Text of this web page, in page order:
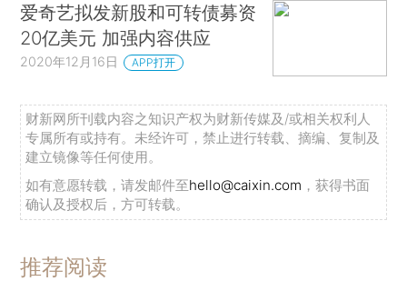
爱奇艺拟发新股和可转债募资
20亿美元 加强内容供应
2020年12月16日 APP打开
财新网所刊载内容之知识产权为财新传媒及/或相关权利人
专属所有或持有。未经许可，禁止进行转载、摘编、复制及
建立镜像等任何使用。
如有意愿转载，请发邮件至hello@caixin.com ，获得书面
确认及授权后，方可转载。
推荐阅读